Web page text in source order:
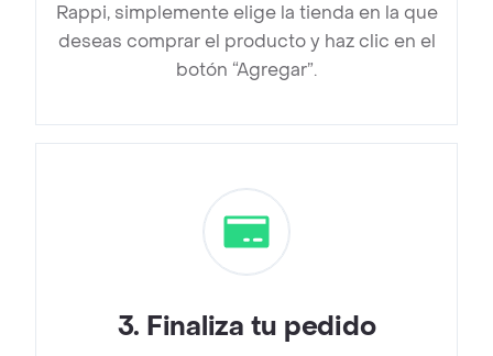
Rappi, simplemente elige la tienda en la que
deseas comprar el producto y haz clic en el
botón “Agregar”.
3. Finaliza tu pedido